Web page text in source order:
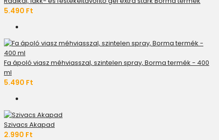
5.490 Ft
Fa ápoló viasz méhviasszal, szintelen spray, Borma termék - 400
ml
5.490 Ft
Szivacs Akapad
2.990 Ft